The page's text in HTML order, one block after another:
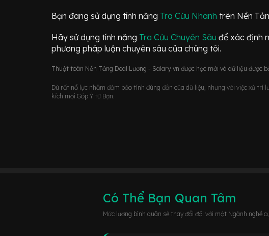
Bạn đang sử dụng tính năng Tra Cứu Nhanh trên Nền
Hãy sử dụng tính năng Tra Cứu Chuyên Sâu để xác định
phương pháp luận chuyên sâu của chúng tôi.
Thuật toán Nền Tảng Deal Lương - Salary.vn được học mới và dữ liệu được
Dù rất nổ lực nhằm đảm bảo tính đúng đắn của dữ liệu, nhưng với việc xử
kích mọi Góp Ý từ Bạn.
Có Thể Bạn Quan Tâm
Mức lương bình quân sẽ thay đổi đối với một Ngành nghề